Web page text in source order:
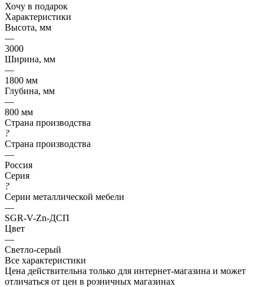
Хочу в подарок
Характеристики
Высота, мм
—
3000
Ширина, мм
—
1800 мм
Глубина, мм
—
800 мм
Страна производства
?
Страна производства
—
Россия
Серия
?
Серии металлической мебели
—
SGR-V-Zn-ДСП
Цвет
—
Светло-серый
Все характеристики
Цена действительна только для интернет-магазина и может
отличаться от цен в розничных магазинах